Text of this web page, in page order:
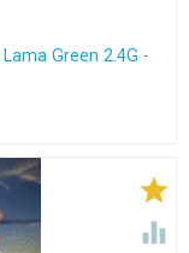
Green 2.4G -

